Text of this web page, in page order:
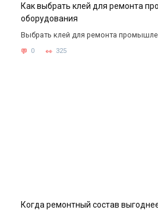
Как выбрать клей для ремонта
оборудования
Выбрать клей для ремонта
0 325
Когда ремонтный состав